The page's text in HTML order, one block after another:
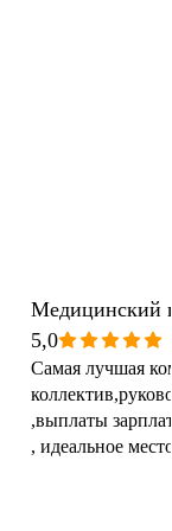
Медицинский
5,0
Самая лучшая
,выплаты
, идеальное